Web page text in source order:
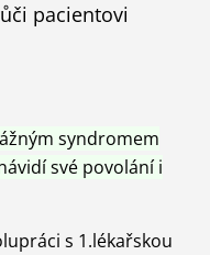
pacientovi
syndromem
své povolání i
s 1.lékařskou